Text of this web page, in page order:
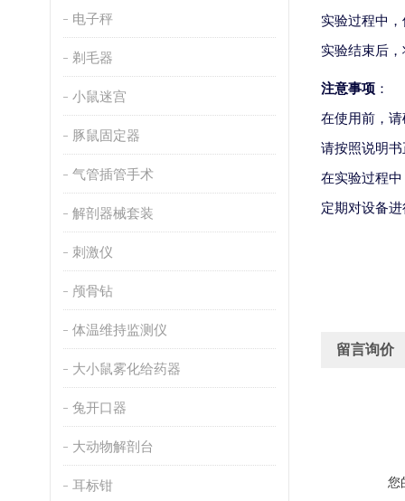
电子秤
剃毛器
小鼠迷宫
豚鼠固定器
气管插管手术
解剖器械套装
刺激仪
颅骨钻
体温维持监测仪
大小鼠雾化给药器
兔开口器
大动物解剖台
耳标钳
实验过程中
实验结束后
注意事项 ：
在使用前，
请按照说明
在实验过程
定期对设备
留言询价
您